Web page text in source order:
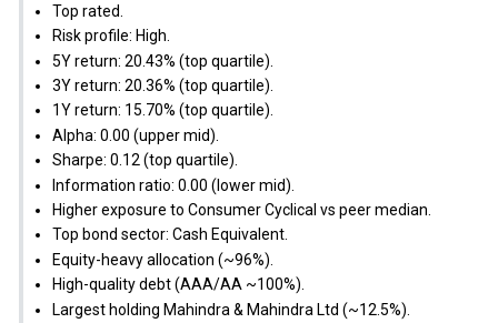
Top rated.
Risk profile: High.
5Y return: 20.43% (top quartile).
3Y return: 20.36% (top quartile).
1Y return: 15.70% (top quartile).
Alpha: 0.00 (upper mid).
Sharpe: 0.12 (top quartile).
Information ratio: 0.00 (lower mid).
Higher exposure to Consumer Cyclical vs peer median.
Top bond sector: Cash Equivalent.
Equity-heavy allocation (~96%).
High-quality debt (AAA/AA ~100%).
Largest holding Mahindra & Mahindra Ltd (~12.5%).